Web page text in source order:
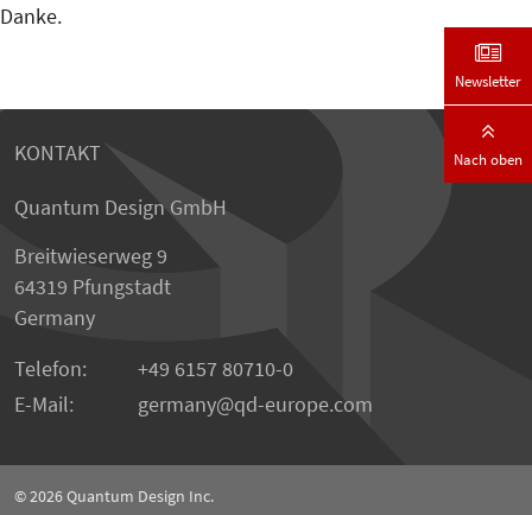
Danke.
KONTAKT
Quantum Design GmbH
Breitwieserweg 9
64319 Pfungstadt
Germany
Telefon:
+49 6157 80710-0
E-Mail:
germany qd-europe.com
© 2026Quantum Design Inc.
Newsletter
Nach oben